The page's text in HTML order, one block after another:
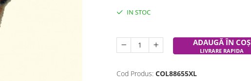
IN STOC
ADAUGĂ ÎN COȘ
LIVRARE RAPIDA
Cod Produs: COL88655XL